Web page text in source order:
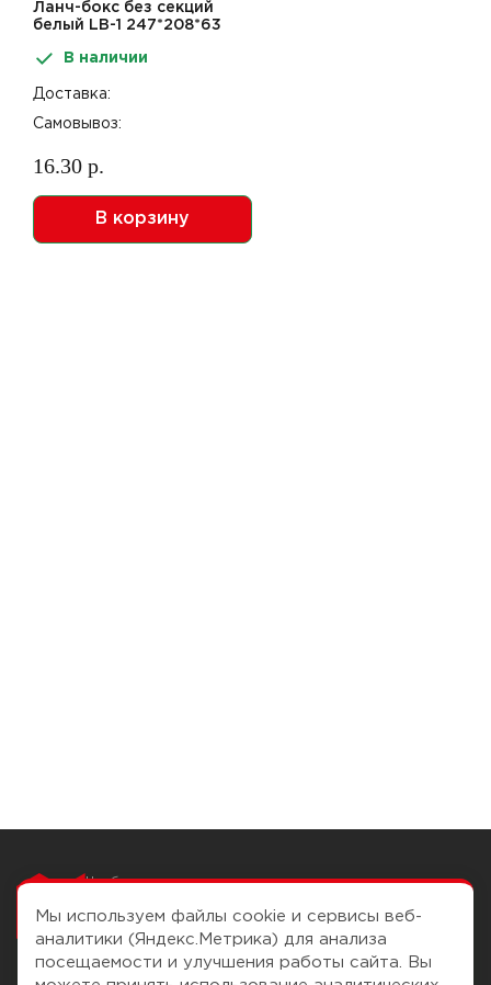
Ланч-бокс без секций
белый LB-1 247*208*63
В наличии
Доставка:
Самовывоз:
16.30 р.
В корзину
Чтобы вам легко
Мы используем файлы cookie и сервисы веб-
аналитики (Яндекс.Метрика) для анализа
посещаемости и улучшения работы сайта. Вы